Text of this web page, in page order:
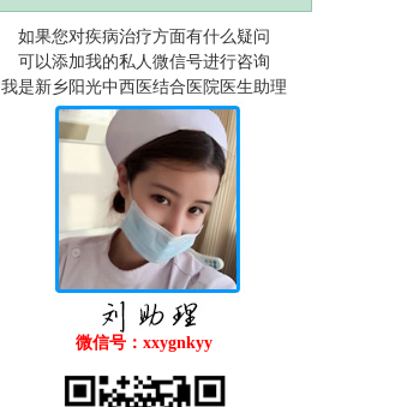
如果您对疾病治疗方面有什么疑问
可以添加我的私人微信号进行咨询
我是新乡阳光中西医结合医院医生助理
微信号：xxygnkyy